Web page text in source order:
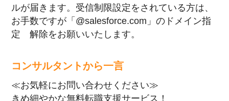
ルが届きます。受信制限設定をされている方は、
お手数ですが「@salesforce.com」のドメイン指
定 解除をお願いいたします。
コンサルタントから一言
≪お気軽にお問い合わせください≫
きめ細やかな無料転職支援サービス！